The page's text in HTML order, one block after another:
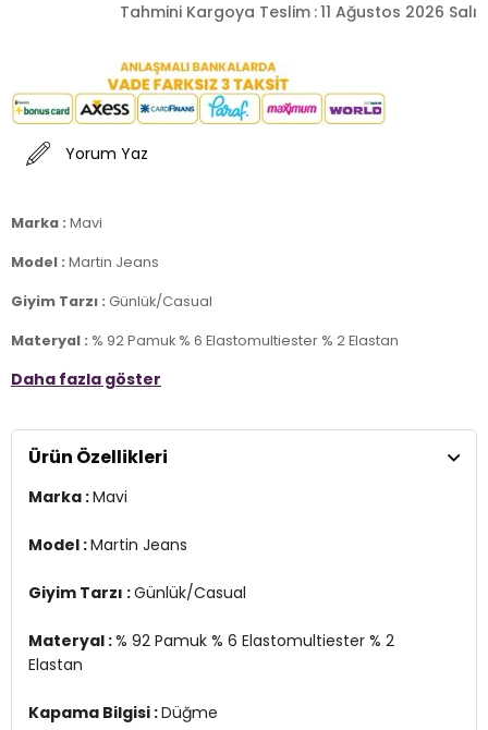
Tahmini Kargoya Teslim :11 Ağustos 2026 Salı
Yorum Yaz
Marka : Mavi
Model : Martin Jeans
Giyim Tarzı : Günlük/Casual
Materyal : % 92 Pamuk % 6 Elastomultiester % 2 Elastan
Kapama Bilgisi :Düğme
Kalıp Bilgisi :Normal Bel , Düz Kesim , Düz Paça
Manken Ölçüsü :
YERLİ ÜRETİM
Daha fazla göster
Ürün Özellikleri
Marka :Mavi
Model :Martin Jeans
Giyim Tarzı :Günlük/Casual
Materyal :% 92 Pamuk % 6 Elastomultiester % 2
Elastan
Kapama Bilgisi :Düğme